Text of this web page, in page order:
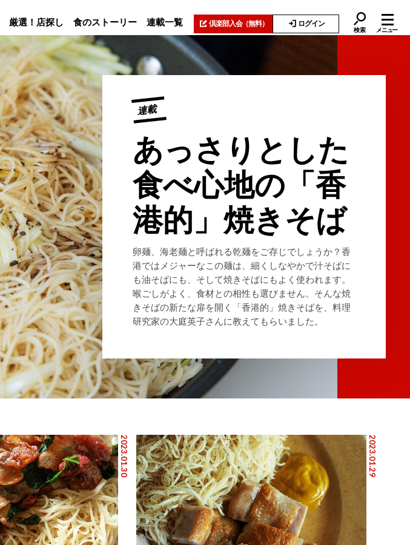
厳選！店探し 食のストーリー 連載一覧 倶楽部入会（無料） ログイン
検索 メニュー
連載
あっさりとした
食べ心地の「香
港的」焼きそば
卵麺、海老麺と呼ばれる乾麺をご存じでしょうか？香
港ではメジャーなこの麺は、細くしなやかで汁そばに
も油そばにも、そして焼きそばにもよく使われます。
喉ごしがよく、食材との相性も選びません。そんな焼
きそばの新たな扉を開く「香港的」焼きそばを、料理
研究家の大庭英子さんに教えてもらいました。
2023.01.30 2023.01.29